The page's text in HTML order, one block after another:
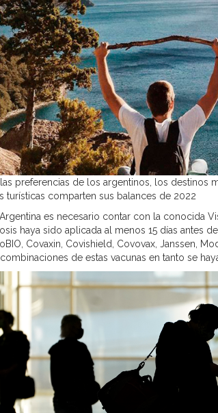
preferencias de los argentinos, los
turísticas comparten sus balances de 2022
es necesario contar con la conocida
haya sido aplicada al menos 15 días antes
Covaxin, Covishield, Covovax, Janssen,
de estas vacunas en tanto se